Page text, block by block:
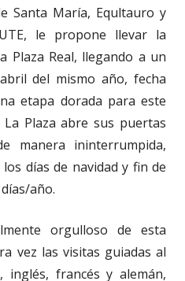
Santa María, Equltauro y
le propone llevar la
Plaza Real, llegando a un
del mismo año, fecha
etapa dorada para este
Plaza abre sus puertas
manera ininterrumpida,
días de navidad y fin de
año.
orgulloso de esta
vez las visitas guiadas al
inglés, francés y alemán,